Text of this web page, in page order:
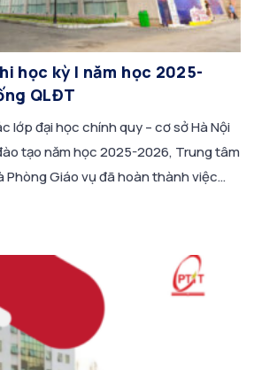
học kỳ I năm học 2025-
QLĐT
lớp đại học chính quy – cơ sở Hà Nội
tạo năm học 2025-2026, Trung tâm
Phòng Giáo vụ đã hoàn thành việc
năm học 2025-2026 các khóa 2021,